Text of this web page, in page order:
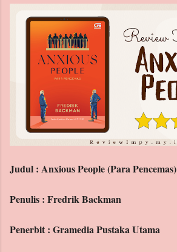
Judul : Anxious People (Para Pencemas)
Penulis : Fredrik Backman
Penerbit : Gramedia Pustaka Utama
Archive
Labels